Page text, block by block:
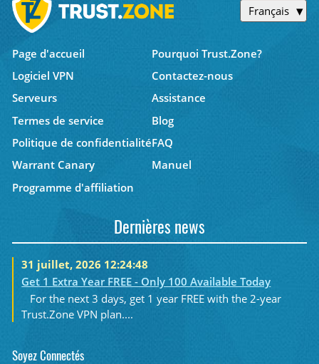
Français
Page d'accueil
Pourquoi Trust.Zone?
Logiciel VPN
Contactez-nous
Serveurs
Assistance
Termes de service
Blog
Politique de confidentialitéFAQ
Warrant Canary
Manuel
Programme d'affiliation
Dernières news
31 juillet, 2026 12:24:48
Get 1 Extra Year FREE - Only 100 Available Today
For the next 3 days, get 1 year FREE with the 2-year
Trust.Zone VPN plan....
Soyez Connectés